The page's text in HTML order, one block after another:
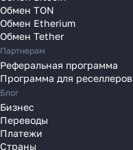
Переводы в Нидерланды
Переводы в Польшу
Переводы в Португалию
Переводы в Румынию
Переводы в Сербию
Переводы в Словакию
Переводы в Словению
Переводы в Финляндию
Обмен TON
Обмен Etherium
Обмен Tether
Партнерам
Реферальная программа
Программа для реселлеров
Блог
Бизнес
Переводы
Платежи
Страны